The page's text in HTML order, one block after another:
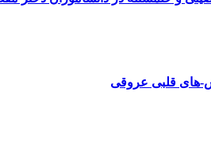
های قلبی عروقی